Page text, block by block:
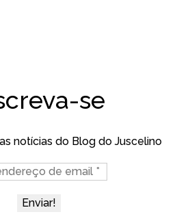
se
notícias do Blog do Juscelino